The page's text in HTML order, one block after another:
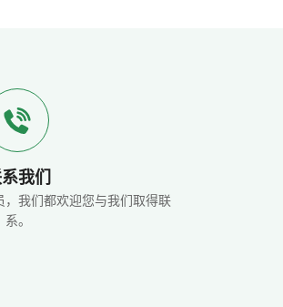
我们
我们都欢迎您与我们取得联
系。